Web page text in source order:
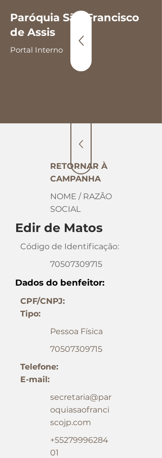
Paróquia São Francisco
de Assis
Portal Interno
RETORNAR À
CAMPANHA
NOME / RAZÃO
SOCIAL
Edir de Matos
Código de Identificação:
70507309715
Dados do benfeitor:
CPF/CNPJ:
Tipo:
Pessoa Física
70507309715
Telefone:
E-mail:
secretaria@par
oquiasaofranci
scojp.com
+55279996284
01